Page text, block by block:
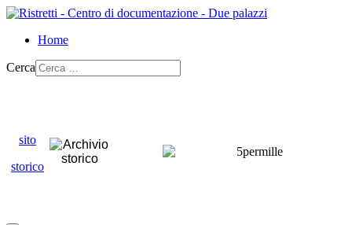
Home
Cerca
sito
storico